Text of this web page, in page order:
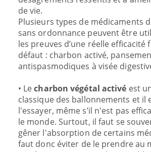
de vie.
Plusieurs types de médicaments
sans ordonnance peuvent être
les preuves d’une réelle efficacité
défaut : charbon activé,
antispasmodiques à visée
• Lecharbon végétal activé est
classique des ballonnements et il
l'essayer, même s’il n'est pas
le monde. Surtout, il faut se
gêner l'absorption de certains
faut donc éviter de le prendre au